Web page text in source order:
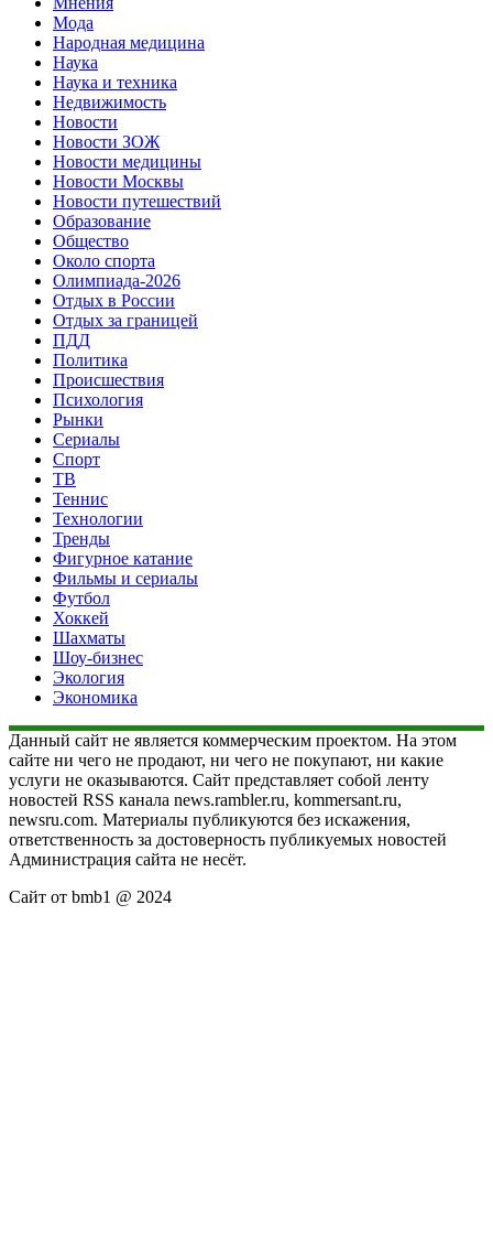
Мода
Народная медицина
Наука
Наука и техника
Недвижимость
Новости
Новости ЗОЖ
Новости медицины
Новости Москвы
Новости путешествий
Образование
Общество
Около спорта
Олимпиада-2026
Отдых в России
Отдых за границей
ПДД
Политика
Происшествия
Психология
Рынки
Сериалы
Спорт
ТВ
Теннис
Технологии
Тренды
Фигурное катание
Фильмы и сериалы
Футбол
Хоккей
Шахматы
Шоу-бизнес
Экология
Экономика
Данный сайт не является коммерческим проектом. На этом
сайте ни чего не продают, ни чего не покупают, ни какие
услуги не оказываются. Сайт представляет собой ленту
новостей RSS канала news.rambler.ru, kommersant.ru,
newsru.com. Материалы публикуются без искажения,
ответственность за достоверность публикуемых новостей
Администрация сайта не несёт.
Сайт от bmb1 @ 2024